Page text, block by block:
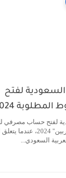
لفتح
2024
لفتح حساب مصرفي
وغير المقيمين "المغتربين" 2024،
السعودي...